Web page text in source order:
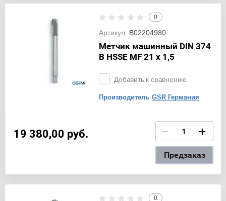
0
Артикул: B02204980
Метчик машинный DIN 374
B HSSE MF 21 x 1,5
Добавить к сравнению
Производитель GSR Германия
19 380,00 руб. − +
Предзаказ
0